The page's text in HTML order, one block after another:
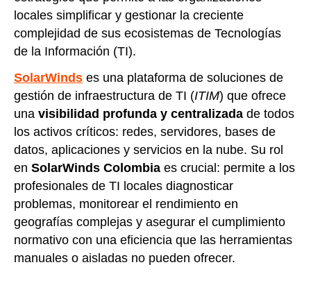
locales simplificar y gestionar la creciente
complejidad de sus ecosistemas de Tecnologías
de la Información (TI).
SolarWinds es una plataforma de soluciones de
gestión de infraestructura de TI (ITIM) que ofrece
una visibilidad profunda y centralizada de todos
los activos críticos: redes, servidores, bases de
datos, aplicaciones y servicios en la nube. Su rol
en SolarWinds Colombia es crucial: permite a los
profesionales de TI locales diagnosticar
problemas, monitorear el rendimiento en
geografías complejas y asegurar el cumplimiento
normativo con una eficiencia que las herramientas
manuales o aisladas no pueden ofrecer.